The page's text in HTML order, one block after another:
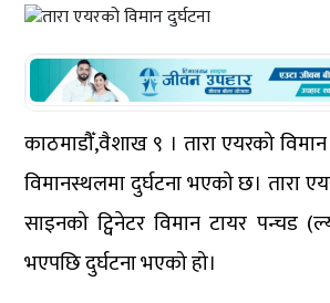
काठमाडौँ,वैशाख ९ । तारा एयरको
विमानस्थलमा दुर्घटना भएको छ।
साइनको ट्विनेटर विमान टायर पन्चड
भएपछि दुर्घटना भएको हो।